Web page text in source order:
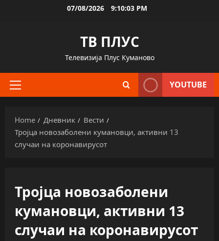
07/08/2026 9:10:03 PM
ТВ ПЛУС
Телевизија Плус Куманово
Primary
YOUTUBE
Home Дневник
Вести
Тројца новозаболени кумановци, активни 13
случаи на коронавирусот
Тројца новозаболени
кумановци, активни 13
случаи на коронавирусот